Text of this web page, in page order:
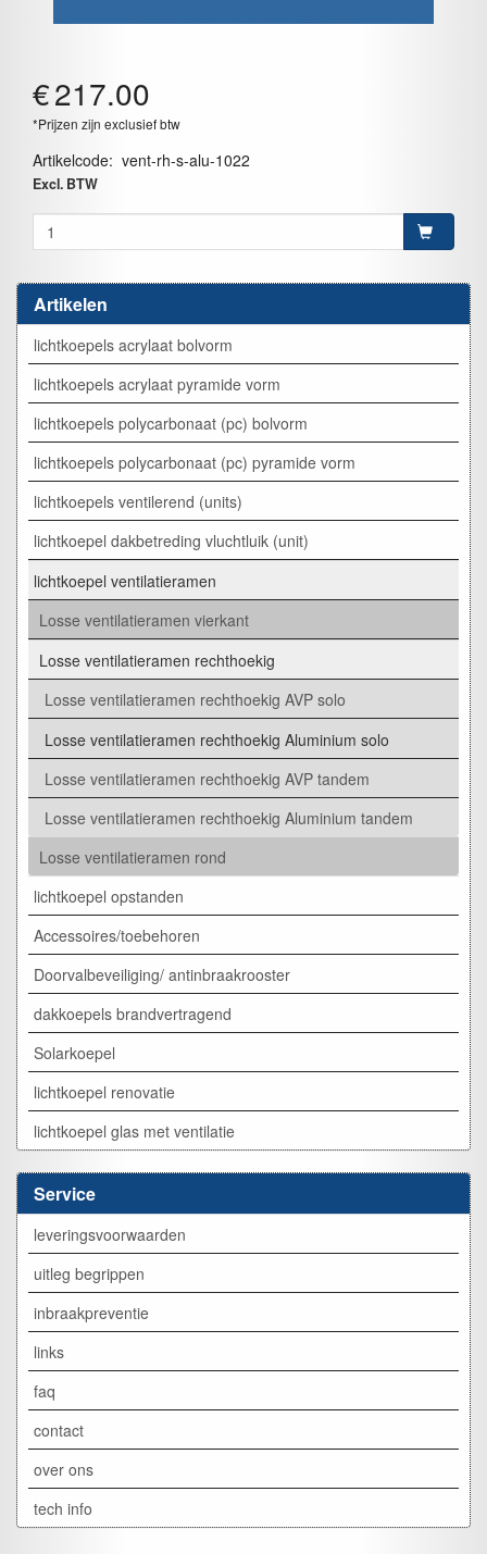
Artikelen
lichtkoepels acrylaat bolvorm
lichtkoepels acrylaat pyramide vorm
lichtkoepels polycarbonaat (pc) bolvorm
lichtkoepels polycarbonaat (pc) pyramide vorm
lichtkoepels ventilerend (units)
lichtkoepel dakbetreding vluchtluik (unit)
lichtkoepel ventilatieramen
Losse ventilatieramen vierkant
Losse ventilatieramen rechthoekig
Losse ventilatieramen rechthoekig AVP solo
Losse ventilatieramen rechthoekig Aluminium solo
Losse ventilatieramen rechthoekig AVP tandem
Losse ventilatieramen rechthoekig Aluminium tandem
Losse ventilatieramen rond
lichtkoepel opstanden
Accessoires/toebehoren
Doorvalbeveiliging/ antinbraakrooster
dakkoepels brandvertragend
Solarkoepel
lichtkoepel renovatie
lichtkoepel glas met ventilatie
Service
leveringsvoorwaarden
uitleg begrippen
inbraakpreventie
links
faq
contact
over ons
tech info
€217.00
*Prijzen zijn exclusief btw
Artikelcode: vent-rh-s-alu-1022
Excl. BTW